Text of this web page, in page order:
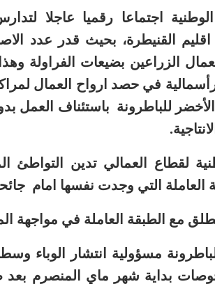
اجتماعا رقميا عاجلا
الزراعين بضيعات الفراولة
في حصد ارواح العمال
للباطرونة باستئناف العمل
.
لقطاع العمالي تدين
التي وجدت نفسها امام
مع الطبقة العاملة في مواجهة
مسؤولية انتشار الوباء
بداية شهر ماي المنصرم بعد